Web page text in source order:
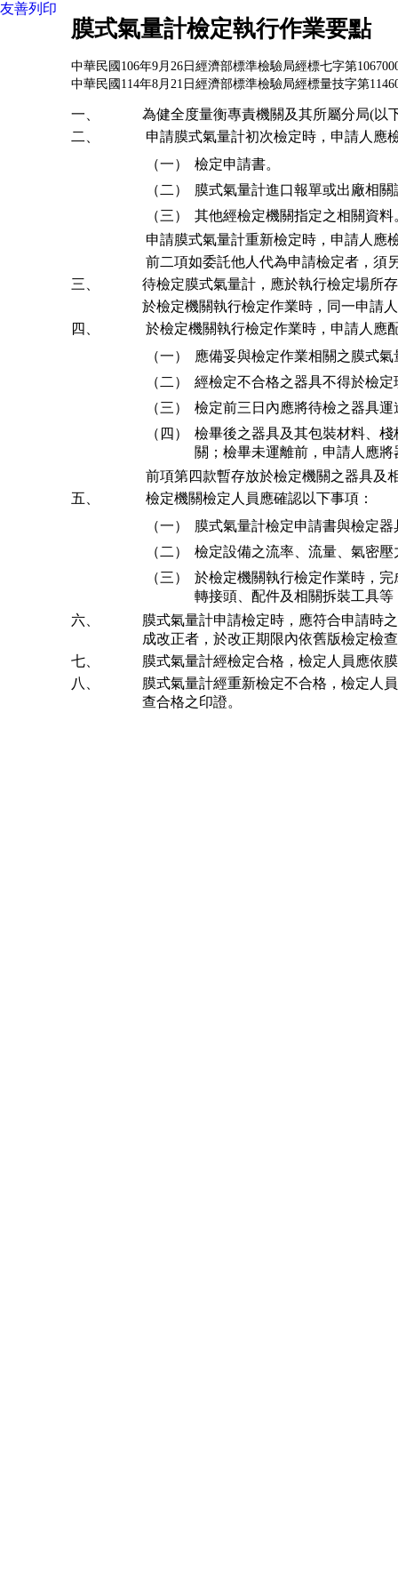
友善列印
膜式氣量計檢定執行作業要點
中華民國106年9月26日經濟部標準檢驗局經標七字第
中華民國114年8月21日經濟部標準檢驗局經標量技字第
一、
為健全度量衡專責機關及其所屬分局(以
二、
申請膜式氣量計初次檢定時，申請人應
（一）
檢定申請書。
（二）
膜式氣量計進口報單或出廠相關
（三）
其他經檢定機關指定之相關資料
申請膜式氣量計重新檢定時，申請人應
前二項如委託他人代為申請檢定者，須
三、
待檢定膜式氣量計，應於執行檢定場所
於檢定機關執行檢定作業時，同一申請
四、
於檢定機關執行檢定作業時，申請人應
（一）
應備妥與檢定作業相關之膜式
（二）
經檢定不合格之器具不得於檢
（三）
檢定前三日內應將待檢之器具
（四）
檢畢後之器具及其包裝材料、
關；檢畢未運離前，申請人應
前項第四款暫存放於檢定機關之器具及
五、
檢定機關檢定人員應確認以下事項：
（一）
膜式氣量計檢定申請書與檢定
（二）
檢定設備之流率、流量、氣密
（三）
於檢定機關執行檢定作業時，
轉接頭、配件及相關拆裝工具
六、
膜式氣量計申請檢定時，應符合申請時
成改正者，於改正期限內依舊版檢定檢
七、
膜式氣量計經檢定合格，檢定人員應依
八、
膜式氣量計經重新檢定不合格，檢定人
查合格之印證。